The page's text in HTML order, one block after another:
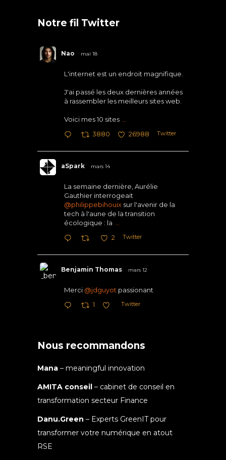
Notre fil Twitter
Nao mai 18
L'internet est un endroit magnifique.
J'ai passé les deux dernières années
à rassembler les meilleurs sites web.
Voici mes 10 sites
3880 26988 Twitter
aSpark mars 14
La semaine dernière, Aurélie
Gauthier interrogeait
@philippebihouix sur l'avenir de la
tech à l'aune de la transition
écologique : la
2 Twitter
Benjamin Thomas mars 12
Merci @jdguyot passionant
1 Twitter
Nous recommandons
Mana – meaningful innovation
AMITA conseil – cabinet de conseil en
transformation secteur Finance
Danu.Green – Experts GreenIT pour
transformer votre numérique en atout
RSE